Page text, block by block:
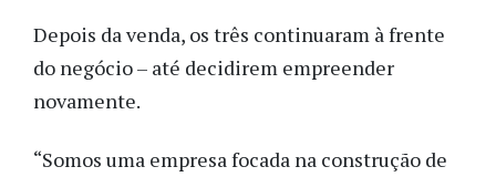
Depois da venda, os três continuaram à frente
do negócio – até decidirem empreender
novamente.
“Somos uma empresa focada na construção de